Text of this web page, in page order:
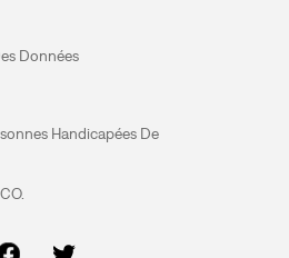
Données
Handicapées De